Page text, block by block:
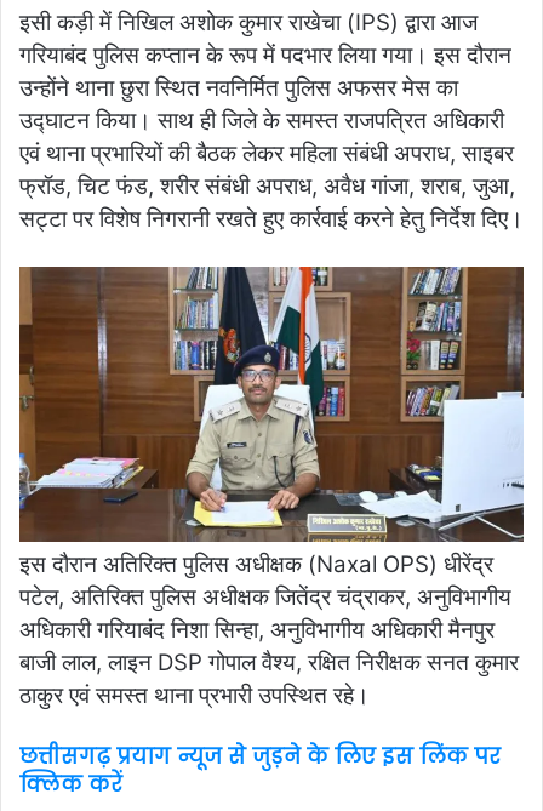
इसी कड़ी में निखिल अशोक कुमार राखेचा (IPS) द्वारा आज
गरियाबंद पुलिस कप्तान के रूप में पदभार लिया गया।इस दौरान
उन्होंने थाना छुरा स्थित नवनिर्मित पुलिस अफसर मेस का
उद्घाटन किया। साथ ही जिले के समस्त राजपत्रित अधिकारी
एवं थाना प्रभारियों की बैठक लेकर महिला संबंधी अपराध, साइबर
फ्रॉड, चिट फंड, शरीर संबंधी अपराध, अवैध गांजा, शराब, जुआ,
सट्टा पर विशेष निगरानी रखते हुए कार्रवाई करने हेतु निर्देश दिए।
इस दौरान अतिरिक्त पुलिस अधीक्षक (Naxal OPS) धीरेंद्र
पटेल, अतिरिक्त पुलिस अधीक्षक जितेंद्र चंद्राकर, अनुविभागीय
अधिकारी गरियाबंद निशा सिन्हा, अनुविभागीय अधिकारी मैनपुर
बाजी लाल, लाइन DSP गोपाल वैश्य, रक्षित निरीक्षक सनत कुमार
ठाकुर एवं समस्त थाना प्रभारी उपस्थित रहे।
छत्तीसगढ़ प्रयाग न्यूज से जुड़ने के लिए इस लिंक पर
क्लिक करें